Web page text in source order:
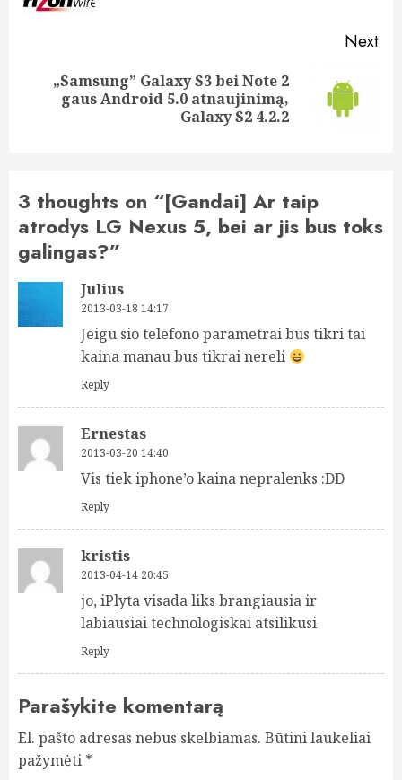
Next
Next
„Samsung” Galaxy S3 bei Note 2
gaus Android 5.0 atnaujinimą,
Galaxy S2 4.2.2
3 thoughts on “[Gandai] Ar taip
atrodys LG Nexus 5, bei ar jis bus toks
galingas?”
Julius
2013-03-18 14:17
Jeigu sio telefono parametrai bus tikri tai
kaina manau bus tikrai nereli
Reply
Ernestas
2013-03-20 14:40
Vis tiek iphone’o kaina nepralenks :DD
Reply
kristis
2013-04-14 20:45
jo, iPlyta visada liks brangiausia ir
labiausiai technologiskai atsilikusi
Reply
Parašykite komentarą
El. pašto adresas nebus skelbiamas. Būtini laukeliai
pažymėti *